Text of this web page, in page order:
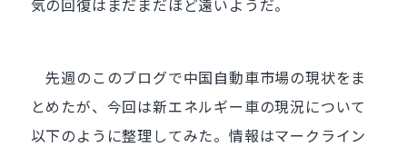
気の回復はまだまだほど遠いようだ。
先週のこのブログで中国自動車市場の現状をま
とめたが、今回は新エネルギー車の現況について
以下のように整理してみた。情報はマークライン